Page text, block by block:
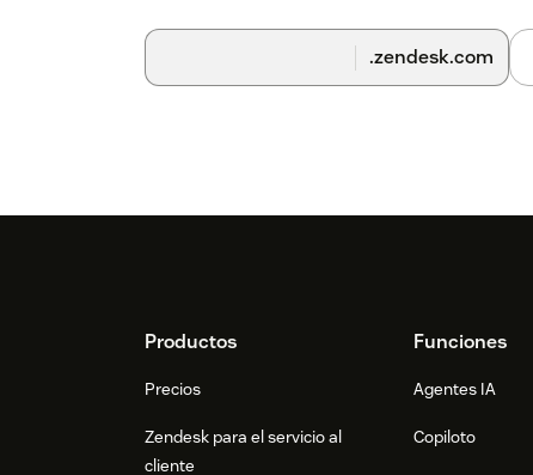
.zendesk.com
FooterProductos
Precios
Zendesk para el servicio al
cliente
Funciones
Agentes IA
Copiloto